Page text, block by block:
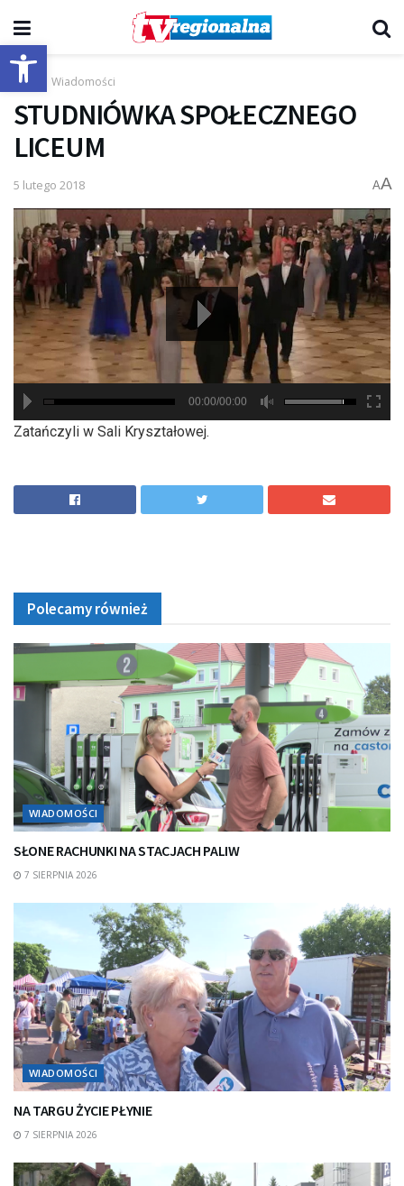
Otwórz pasek narzędzi
Start Wiadomości
STUDNIÓWKA SPOŁECZNEGO
LICEUM
5 lutego 2018 AA
00:00/00:00
Zatańczyli w Sali Kryształowej.
Polecamy również
WIADOMOŚCI
SŁONE RACHUNKI NA STACJACH PALIW
7 SIERPNIA 2026
WIADOMOŚCI
NA TARGU ŻYCIE PŁYNIE
7 SIERPNIA 2026